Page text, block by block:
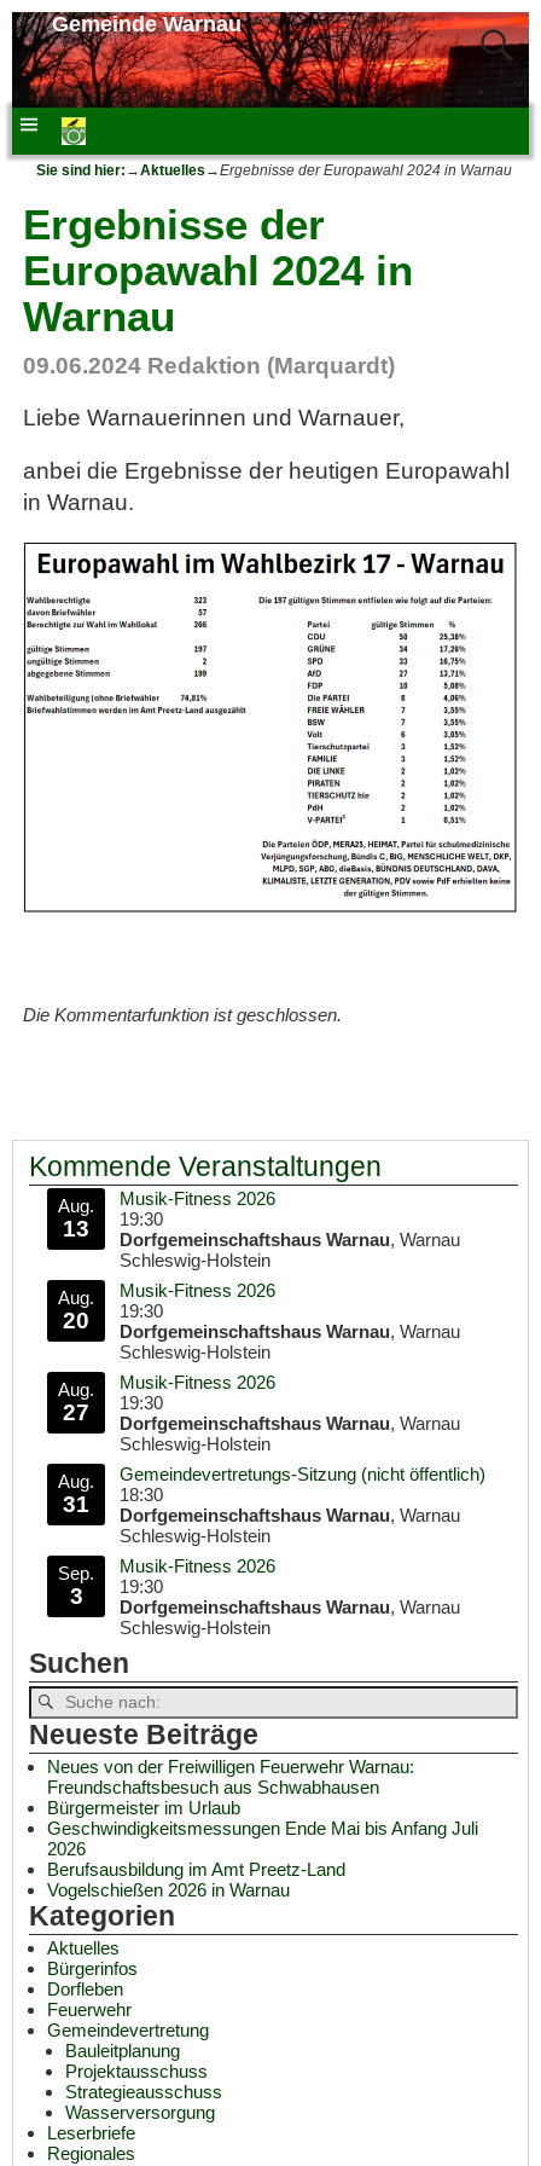
Gemeinde Warnau
Sie sind hier: →Aktuelles →Ergebnisse der Europawahl 2024 in Warnau
Ergebnisse der
Europawahl 2024 in
Warnau
09.06.2024 Redaktion (Marquardt)
Liebe Warnauerinnen und Warnauer,
anbei die Ergebnisse der heutigen Europawahl
in Warnau.
Die Kommentarfunktion ist geschlossen.
Kommende Veranstaltungen
Aug.
13
Musik-Fitness 2026
19:30
Dorfgemeinschaftshaus Warnau, Warnau
Schleswig-Holstein
Aug.
20
Musik-Fitness 2026
19:30
Dorfgemeinschaftshaus Warnau, Warnau
Schleswig-Holstein
Aug.
27
Musik-Fitness 2026
19:30
Dorfgemeinschaftshaus Warnau, Warnau
Schleswig-Holstein
Aug.
31
Gemeindevertretungs-Sitzung (nicht öffentlich)
18:30
Dorfgemeinschaftshaus Warnau, Warnau
Schleswig-Holstein
Sep.
3
Musik-Fitness 2026
19:30
Dorfgemeinschaftshaus Warnau, Warnau
Schleswig-Holstein
Suchen
Neueste Beiträge
Neues von der Freiwilligen Feuerwehr Warnau:
Freundschaftsbesuch aus Schwabhausen
Bürgermeister im Urlaub
Geschwindigkeitsmessungen Ende Mai bis Anfang Juli
2026
Berufsausbildung im Amt Preetz-Land
Vogelschießen 2026 in Warnau
Kategorien
Aktuelles
Bürgerinfos
Dorfleben
Feuerwehr
Gemeindevertretung
Bauleitplanung
Projektausschuss
Strategieausschuss
Wasserversorgung
Leserbriefe
Regionales